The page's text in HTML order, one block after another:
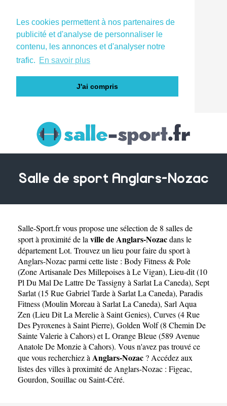
Les cookies permettent à nos partenaires de
publicité et d'analyse de personnaliser le
contenu, les annonces et d'analyser notre
trafic. En savoir plus
J'ai compris
Salle de sport Anglars-Nozac
Salle-Sport.frvous propose une sélection de 8 salles de
sport à proximité de la ville de Anglars-Nozacdans le
départementLot. Trouvez un lieu pour faire du sport à
Anglars-Nozac parmi cette liste : Body Fitness & Pole
(Zone Artisanale Des Millepoises à Le Vigan), Lieu-dit (10
Pl Du Mal De Lattre De Tassigny à Sarlat La Caneda), Sept
Sarlat (15 Rue Gabriel Tarde à Sarlat La Caneda), Paradis
Fitness (Moulin Moreau à Sarlat La Caneda), Sarl Aqua
Zen (Lieu Dit La Merelie à Saint Genies), Curves (4 Rue
Des Pyroxenes à Saint Pierre), Golden Wolf (8 Chemin De
Sainte Valerie à Cahors)etL Orange Bleue (589 Avenue
Anatole De Monzie à Cahors). Vous n'avez pas trouvé ce
que vous recherchiez à Anglars-Nozac ? Accédez aux
listes des villes à proximité de Anglars-Nozac : Figeac,
Gourdon, Souillacou Saint-Céré.